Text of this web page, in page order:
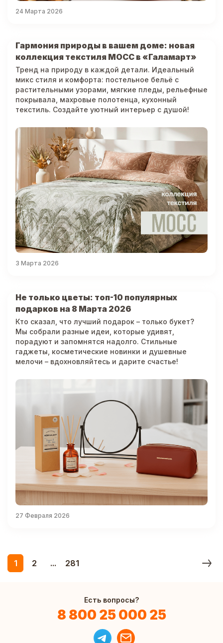
24 Марта 2026
3 Марта 2026
Гармония природы в вашем доме: новая
коллекция текстиля МОСС в «Галамарт»
Тренд на природу в каждой детали. Идеальный
микс стиля и комфорта: постельное бельё с
растительными узорами, мягкие пледы, рельефные
покрывала, махровые полотенца, кухонный
текстиль. Создайте уютный интерьер с душой!
27 Февраля 2026
Не только цветы: топ-10 популярных
подарков на 8 Марта 2026
Кто сказал, что лучший подарок – только букет?
Мы собрали разные идеи, которые удивят,
порадуют и запомнятся надолго. Стильные
гаджеты, косметические новинки и душевные
мелочи – вдохновляйтесь и дарите счастье!
1 2 ... 281
Есть вопросы?
8 800 25 000 25